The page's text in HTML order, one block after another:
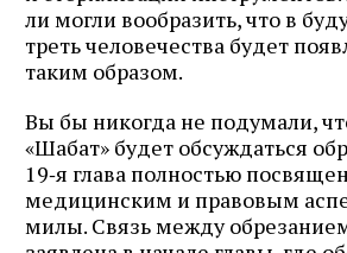
ли могли вообразить, что в
треть человечества будет
таким образом.
Вы бы никогда не подумали,
«Шабат» будет обсуждаться
19‑я глава полностью
медицинским и правовым
милы. Связь между